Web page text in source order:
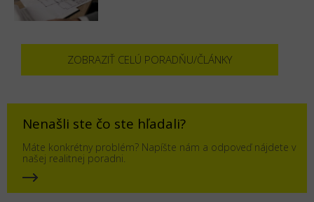
ZOBRAZIŤ CELÚ PORADŇU/ČLÁNKY
Nenašli ste čo ste hľadali?
Máte konkrétny problém? Napíšte nám a odpoveď nájdete v
našej realitnej poradni.